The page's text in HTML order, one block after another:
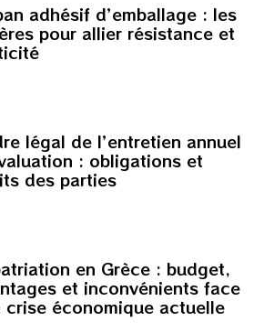
adhésif d’emballage : les
pour allier résistance et
légal de l’entretien annuel
: obligations et
des parties
en Grèce : budget,
et inconvénients face
crise économique actuelle